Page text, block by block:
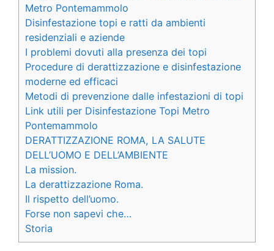
Metro Pontemammolo
Disinfestazione topi e ratti da ambienti
residenziali e aziende
I problemi dovuti alla presenza dei topi
Procedure di derattizzazione e disinfestazione
moderne ed efficaci
Metodi di prevenzione dalle infestazioni di topi
Link utili per Disinfestazione Topi Metro
Pontemammolo
DERATTIZZAZIONE ROMA, LA SALUTE
DELL’UOMO E DELL’AMBIENTE
La mission.
La derattizzazione Roma.
Il rispetto dell’uomo.
Forse non sapevi che…
Storia